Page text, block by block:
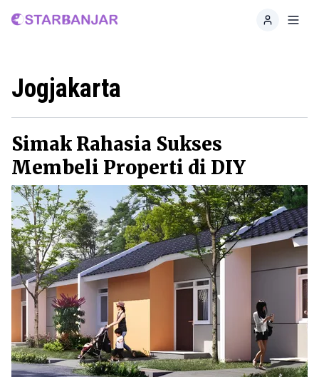
Home
Jogjakarta
Simak Rahasia Sukses
Membeli Properti di DIY